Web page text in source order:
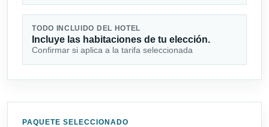
TODO INCLUIDO DEL HOTEL
Incluye las habitaciones de tu elección.
Confirmar si aplica a la tarifa seleccionada
PAQUETE SELECCIONADO